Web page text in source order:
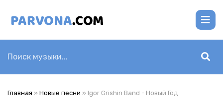
Главная » Новые песни » Igor Grishin Band - Новый Год